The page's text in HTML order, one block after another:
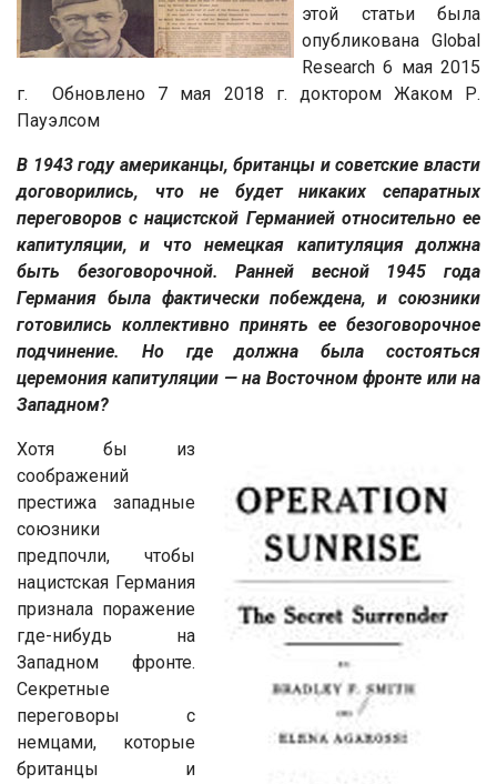
этой статьи была
опубликована Global
Research 6 мая 2015
г. Обновлено 7 мая 2018 г. доктором Жаком Р.
Пауэлсом
В 1943 году американцы, британцы и советские власти
договорились, что не будет никаких сепаратных
переговоров с нацистской Германией относительно ее
капитуляции, и что немецкая капитуляция должна
быть безоговорочной. Ранней весной 1945 года
Германия была фактически побеждена, и союзники
готовились коллективно принять ее безоговорочное
подчинение. Но где должна была состояться
церемония капитуляции — на Восточном фронте или на
Западном?
Хотя бы из
соображений
престижа западные
союзники
предпочли, чтобы
нацистская Германия
признала поражение
где-нибудь на
Западном фронте.
Секретные
переговоры с
немцами, которые
британцы и